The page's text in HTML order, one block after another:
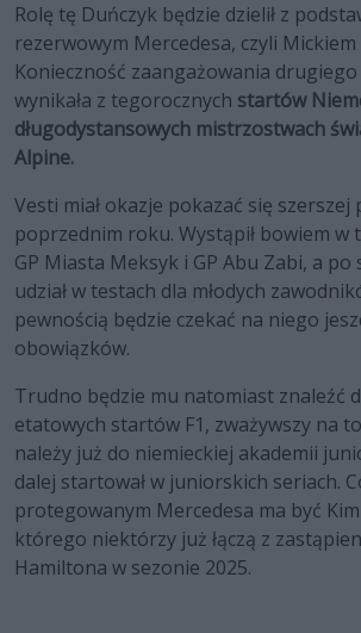
Rolę tę Duńczyk będzie dzielił z
rezerwowym Mercedesa, czyli Mickiem
Konieczność zaangażowania
wynikała z tegorocznych startów
długodystansowych mistrzostwach
Alpine.
Vesti miał okazje pokazać się
poprzednim roku. Wystąpił bowiem w
GP Miasta Meksyk i GP Abu Zabi, a po
udział w testach dla młodych
pewnością będzie czekać na niego
obowiązków.
Trudno będzie mu natomiast znaleźć
etatowych startów F1, zważywszy na
należy już do niemieckiej akademii
dalej startował w juniorskich seriach.
protegowanym Mercedesa ma być
którego niektórzy już łączą z
Hamiltona w sezonie 2025.